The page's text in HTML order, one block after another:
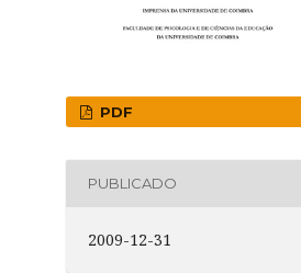
PDF
PUBLICADO
2009-12-31